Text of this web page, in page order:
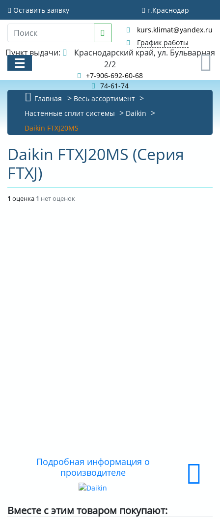
Оставить заявку г.Краснодар
kurs.klimat@yandex.ru
График работы
Пункт выдачи:
2/2
+7-906-692-60-68
74-61-74
КАТАЛОГ
АКЦИИ И РАСПРОДАЖИ
БИБЛИОТЕКА
НОВОСТИ
Главная
Весь ассортимент
Настенные сплит системы
Daikin
Daikin FTXJ20MS
Daikin FTXJ20MS (Серия
FTXJ)
1 оценка 1 нет оценок
Подробная информация о
производителе
Вместе с этим товаром покупают: